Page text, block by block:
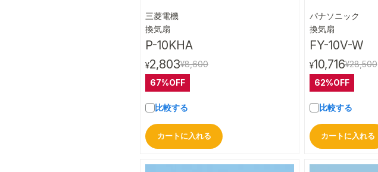
三菱電機
換気扇
P-10KHA
¥2,803¥8,600
67%OFF
比較する
カートに入れる
パナソニック
換気扇
FY-10V-W
¥10,716¥28,500
62%OFF
比較する
カートに入れる